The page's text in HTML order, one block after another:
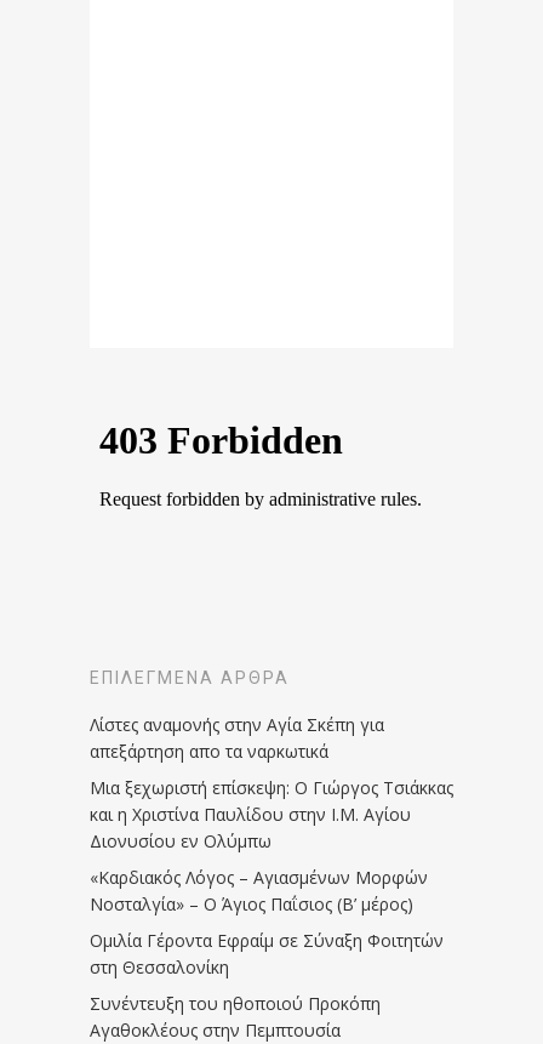
ΕΠΙΛΕΓΜΈΝΑ ΆΡΘΡΑ
Λίστες αναμονής στην Αγία Σκέπη για
απεξάρτηση απο τα ναρκωτικά
Μια ξεχωριστή επίσκεψη: Ο Γιώργος Τσιάκκας
και η Χριστίνα Παυλίδου στην Ι.Μ. Αγίου
Διονυσίου εν Ολύμπω
«Καρδιακός Λόγος – Αγιασμένων Μορφών
Νοσταλγία» – Ο Άγιος Παΐσιος (Β’ μέρος)
Ομιλία Γέροντα Εφραίμ σε Σύναξη Φοιτητών
στη Θεσσαλονίκη
Συνέντευξη του ηθοποιού Προκόπη
Αγαθοκλέους στην Πεμπτουσία